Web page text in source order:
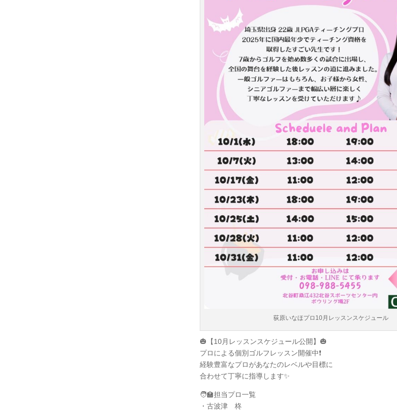
荻原いなほプロ10月レッスンスケジュール
🎃【10月レッスンスケジュール公開】🎃
プロによる個別ゴルフレッスン開催中❗
経験豊富なプロがあなたのレベルや目標に
合わせて丁寧に指導します✨
🧑‍🏫担当プロ一覧
・古波津 柊